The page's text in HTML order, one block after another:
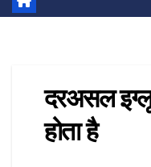
दरअसल
होता है